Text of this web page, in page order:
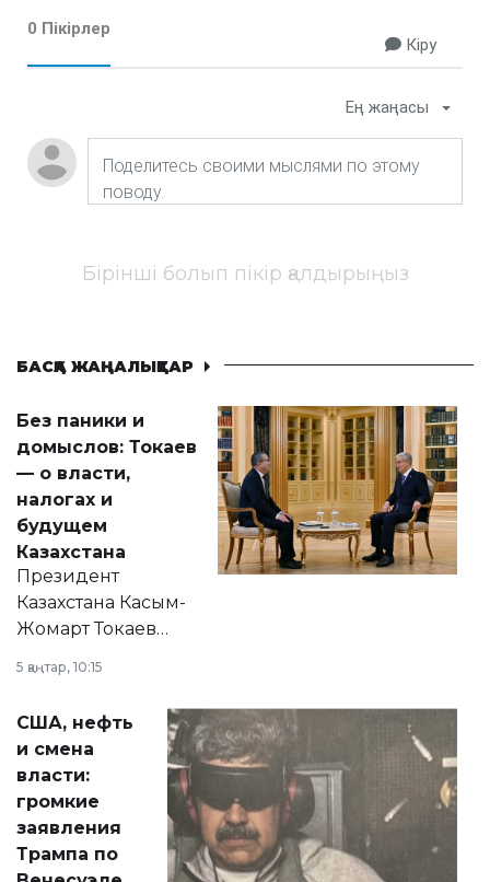
0 Пікірлер
Кіру
Ең жаңасы
Бірінші болып пікір қалдырыңыз
БАСҚА ЖАҢАЛЫҚТАР
Без паники и
домыслов: Токаев
— о власти,
налогах и
будущем
Казахстана
Президент
Казахстана Касым-
Жомарт Токаев
сразу несколько
актуальных тем —
от слухов о
политических
реформах до
вопросов армии,
экономики и
личного здоровья.
5 қаңтар, 10:15
США, нефть
и смена
власти:
громкие
заявления
Трампа по